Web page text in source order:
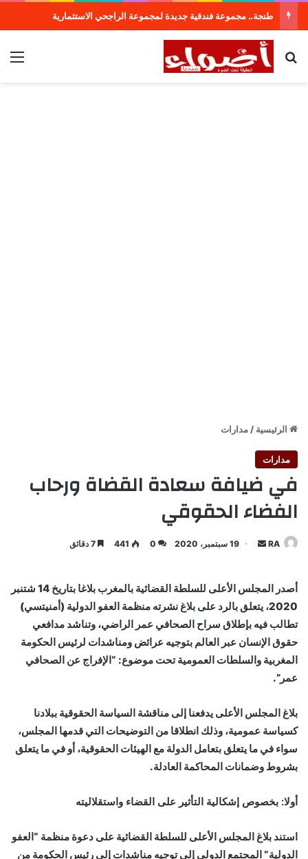
طنجة.. مجموعة فندقية جديدة لمجموعة الراجحي الاستثمارية
بحث عن
الرئيسية / مدارات
مدارات
في ضيافة سعادة القضاة ورحاب
الفضاء الحقوقي
RA
أرسل 19 سبتمبر، 2020 0
441
أصدر المجلس الأعلى للسلطة القضائية بالمغرب بلاغا بتاريخ 14 شتنبر
2020، يتعلق بالرد على بلاغ نشرته منظمة العفو الدولية (أمنيتسي)
تطالب فيه بإطلاق سراح الصحافي عمر الراضي، وتناشد مدافعي
حقوق الإنسان عبر العالم بتوجيه عرائض ومناشدات لرئيس الحكومة
المغربية والسلطات العمومية تحت موضوع: “الإفراج عن الصحافي
عمر”.
بلاغ المجلس الأعلى يدفعنا إلى مناقشة السياسة الحقوقية ببلادنا
كسياسة عمومية، وذلك انطلاقا من التوضيحات التي قدمها المجلس،
سواء في ما يتعلق بتعامل الدولة مع الهيئات الحقوقية، أو في ما يتعلق
بشروط وضمانات المحاكمة العادلة.
أولا: بخصوص إشكالية التأثير على القضاء واستقلاليته
استند بلاغ المجلس الأعلى للسلطة القضائية على دعوة منظمة “العفو
الدولية” المجتمع الدولي إلى توجيه مناشدات إلى رئيس الحكومة من